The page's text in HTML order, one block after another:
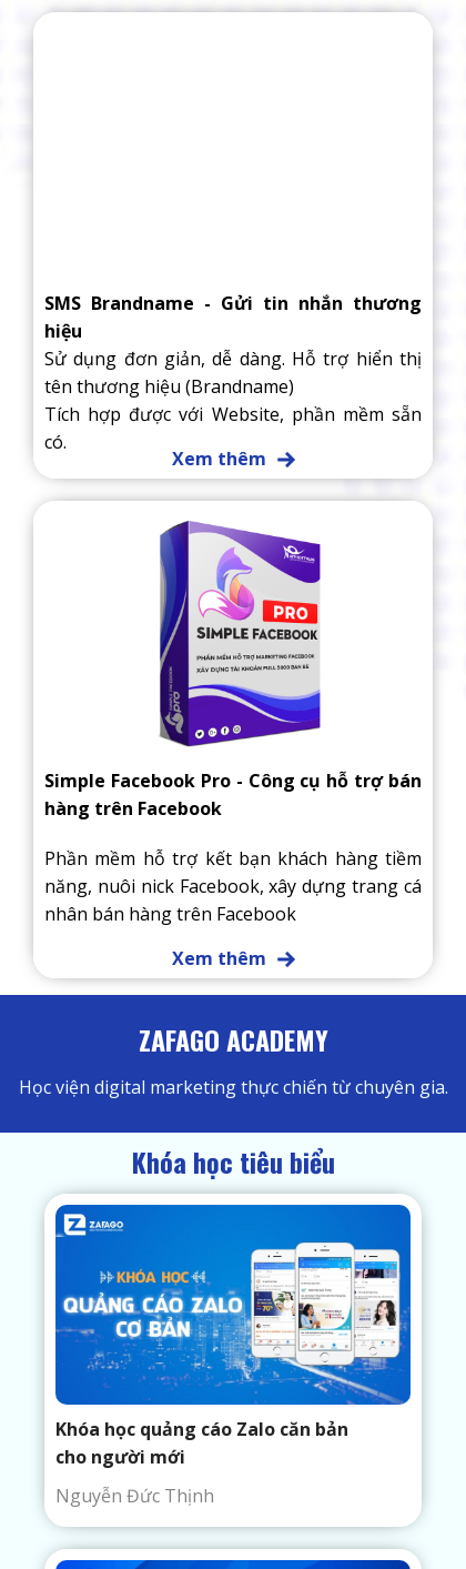
Xem thêm
Phần mềm hỗ trợ kết bạn khách hàng tiềm
năng, nuôi nick Facebook, xây dựng trang cá
nhân bán hàng trên Facebook
Simple Facebook Pro - Công cụ hỗ trợ bán
hàng trên Facebook
Xem thêm
Sử dụng đơn giản, dễ dàng. Hỗ trợ hiển thị
tên thương hiệu (Brandname)
Tích hợp được với Website, phần mềm sẵn
có.
SMS Brandname - Gửi tin nhắn thương
hiệu
ZAFAGO ACADEMY
Học viện digital marketing thực chiến từ chuyên gia.
Khóa học tiêu biểu
Khóa học quảng cáo Zalo căn bản
cho người mới
Nguyễn Đức Thịnh